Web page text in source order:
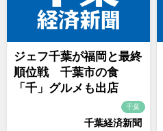
ジェフ千葉が福岡と最終
順位戦 千葉市の食
「千」グルメも出店
千葉
千葉経済新聞